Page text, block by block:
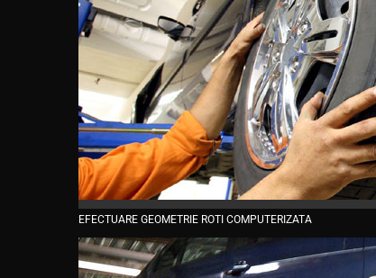
EFECTUARE GEOMETRIE ROTI COMPUTERIZATA